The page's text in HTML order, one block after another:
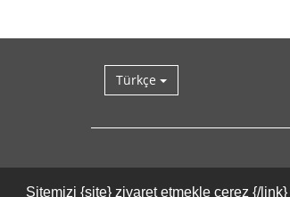
Sitemizi {site} ziyaret etmekle çerez {/
Türkçe